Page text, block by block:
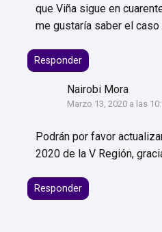
que Viña sigue en
me gustaría saber el caso
Responder
Nairobi Mora
Marzo 13, 2020 a las
Podrán por favor
2020 de la V Región,
Responder